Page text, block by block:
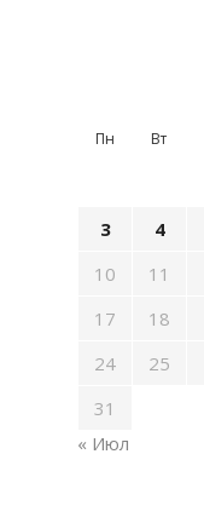
Пн Вт
3
4
10
11
17
18
24
25
31
« Июл